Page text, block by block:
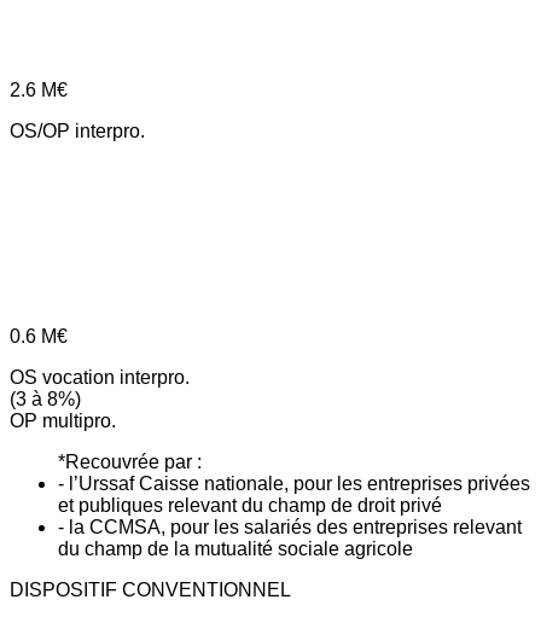
2.6 M€
OS/OP interpro.
0.6 M€
OS vocation interpro.
(3 à 8%)
OP multipro.
*Recouvrée par :
- l’Urssaf Caisse nationale, pour les entreprises privées
et publiques relevant du champ de droit privé
- la CCMSA, pour les salariés des entreprises relevant
du champ de la mutualité sociale agricole
DISPOSITIF CONVENTIONNEL